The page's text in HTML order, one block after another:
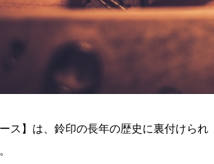
ス】は、鈴印の長年の歴史に裏付けられ